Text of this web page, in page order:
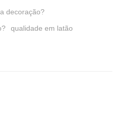
decoração?
qualidade em latão